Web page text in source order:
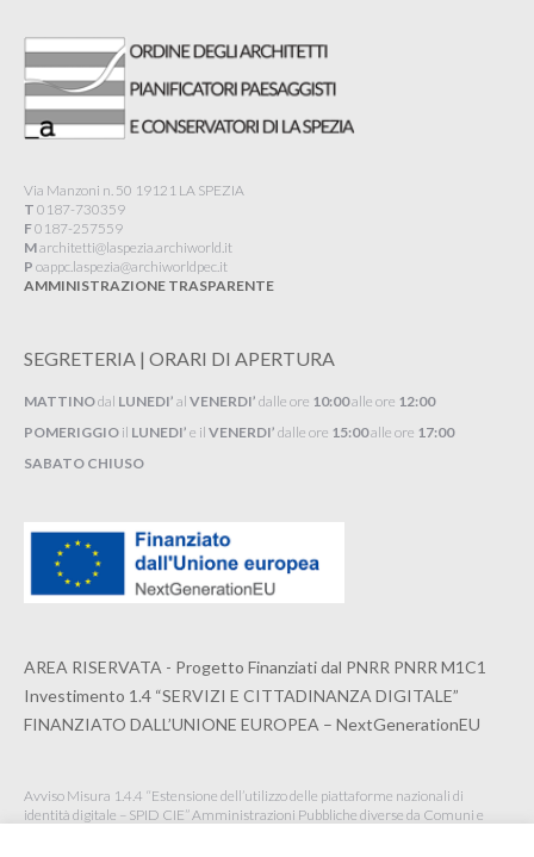
Via Manzoni n. 50 19121 LA SPEZIA
T 0187-730359
F0187-257559
Marchitetti@laspezia.archiworld.it
P oappc.laspezia@archiworldpec.it​
AMMINISTRAZIONE TRASPARENTE
SEGRETERIA | ORARI DI APERTURA
MATTINOdal LUNEDI’ al VENERDI’ dalle ore 10:00alle ore 12:00
POMERIGGIO il LUNEDI’ e il VENERDI’ dalle ore 15:00alle ore 17:00
SABATO CHIUSO
AREA RISERVATA - Progetto Finanziati dal PNRR PNRR M1C1
Investimento 1.4 “SERVIZI E CITTADINANZA DIGITALE”
FINANZIATO DALL’UNIONE EUROPEA – NextGenerationEU
Avviso Misura 1.4.4 “Estensione dell’utilizzo delle piattaforme nazionali di
identità digitale – SPID CIE” Amministrazioni Pubbliche diverse da Comuni e